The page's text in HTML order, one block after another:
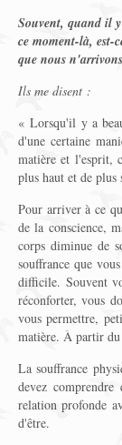
Souvent, quand il
ce moment-là, est-
que nous
Ils me disent :
« Lorsqu'il y a
d'une certaine
matière et l'esprit,
plus haut et de plus
Pour arriver à ce
de la conscience,
corps diminue de
souffrance que
difficile. Souvent
réconforter, vous
vous permettre,
matière. À partir du
La souffrance
devez
relation profonde
d'être.